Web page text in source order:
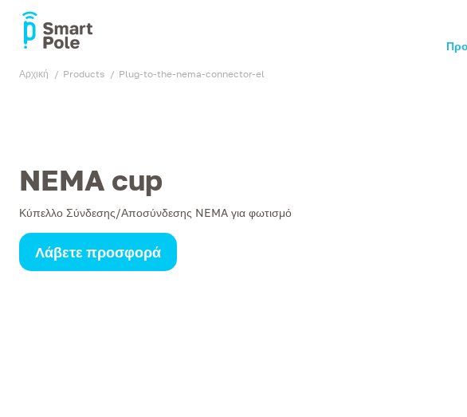
Αρχική products plug-to-the-nema-connector-el
NEMA cup
Κύπελλο Σύνδεσης/Αποσύνδεσης NEMA για φωτισμό
Λάβετε προσφορά